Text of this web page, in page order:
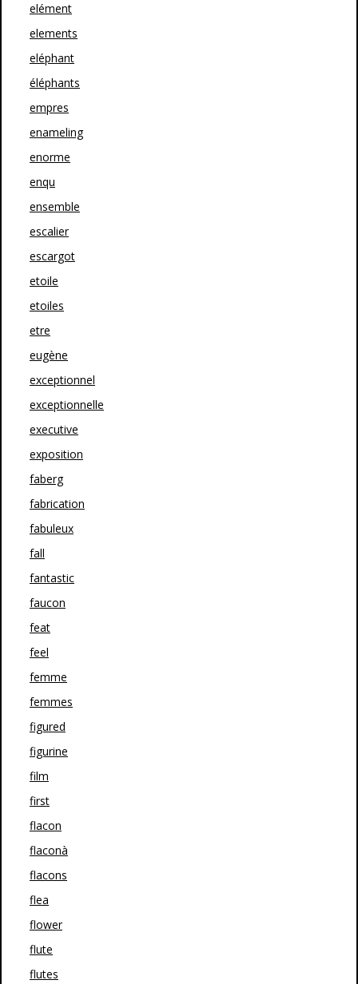
elément
elements
eléphant
éléphants
empres
enameling
enorme
enqu
ensemble
escalier
escargot
etoile
etoiles
etre
eugène
exceptionnel
exceptionnelle
executive
exposition
faberg
fabrication
fabuleux
fall
fantastic
faucon
feat
feel
femme
femmes
figured
figurine
film
first
flacon
flaconà
flacons
flea
flower
flute
flutes